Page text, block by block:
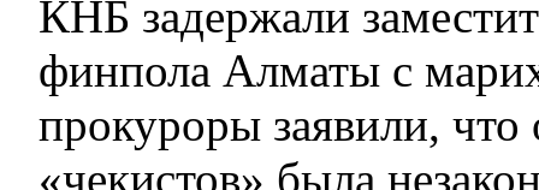
КНБ задержали
финпола Алматы с
прокуроры заявили, что
«чекистов» была